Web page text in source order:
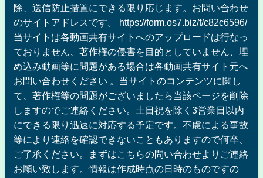
除、送信防止措置にできる限り応じます。お問い合わせ
のサイトアドレスです。 https://form.os7.biz/f/c82c6596/
当サイトは各動画共有サイトへのアップロードは行なっ
ておりません、著作権の侵害を目的としていません、埋
め込み動画等に問題がある場合は各動画共有サイト元へ
お問い合わせください 。当サイトのコンテンツに関し
て、著作権等の問題がございましたら当該ページを削除
しますのでご連絡ください。土日祝を除く3営業日以内
にできる限り迅速に対応する予定です。不慮による事故
等により連絡を確認できないこともありますので何卒、
ご了承ください。まずはこちらの問い合わせよりご連絡
お願い致します。情報は作成時点の日時のものですの